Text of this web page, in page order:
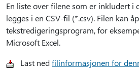
En liste over filene som er inkludert i
legges i en CSV-fil (*.csv). Filen kan
tekstredigeringsprogram, for
Microsoft Excel.
Last nedfilinformasjonen for